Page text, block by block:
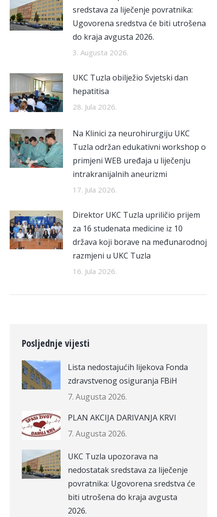
sredstava za liječenje povratnika:
Ugovorena sredstva će biti utrošena
do kraja avgusta 2026.
3. Augusta 2026.
UKC Tuzla obilježio Svjetski dan
hepatitisa
28. Jula 2026.
Na Klinici za neurohirurgiju UKC
Tuzla održan edukativni workshop o
primjeni WEB uređaja u liječenju
intrakranijalnih aneurizmi
17. Jula 2026.
Direktor UKC Tuzla upriličio prijem
za 16 studenata medicine iz 10
država koji borave na međunarodnoj
razmjeni u UKC Tuzla
16. Jula 2026.
Posljednje vijesti
Lista nedostajućih lijekova Fonda
zdravstvenog osiguranja FBiH
7. Augusta 2026.
PLAN AKCIJA DARIVANJA KRVI
7. Augusta 2026.
UKC Tuzla upozorava na
nedostatak sredstava za liječenje
povratnika: Ugovorena sredstva će
biti utrošena do kraja avgusta
2026.